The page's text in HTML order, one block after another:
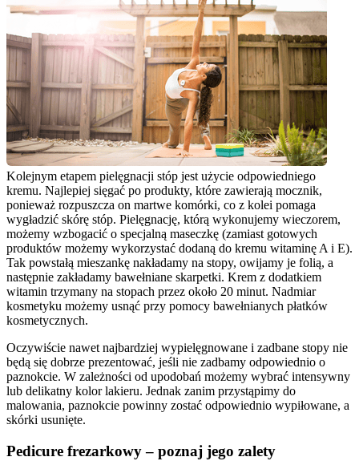
Kolejnym etapem pielęgnacji stóp jest użycie odpowiedniego
kremu. Najlepiej sięgać po produkty, które zawierają mocznik,
ponieważ rozpuszcza on martwe komórki, co z kolei pomaga
wygładzić skórę stóp. Pielęgnację, którą wykonujemy wieczorem,
możemy wzbogacić o specjalną maseczkę (zamiast gotowych
produktów możemy wykorzystać dodaną do kremu witaminę A i E).
Tak powstałą mieszankę nakładamy na stopy, owijamy je folią, a
następnie zakładamy bawełniane skarpetki. Krem z dodatkiem
witamin trzymany na stopach przez około 20 minut. Nadmiar
kosmetyku możemy usnąć przy pomocy bawełnianych płatków
kosmetycznych.
Oczywiście nawet najbardziej wypielęgnowane i zadbane stopy nie
będą się dobrze prezentować, jeśli nie zadbamy odpowiednio o
paznokcie. W zależności od upodobań możemy wybrać intensywny
lub delikatny kolor lakieru. Jednak zanim przystąpimy do
malowania, paznokcie powinny zostać odpowiednio wypiłowane, a
skórki usunięte.
Pedicure frezarkowy – poznaj jego zalety